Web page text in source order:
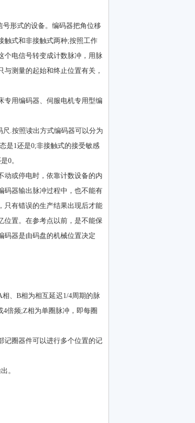
形式的设备。编码器把角位移
触式和非接触式两种;按照工作
个电信号转变成计数脉冲，用脉
测量的起始和终止位置有关，
专用编码器、伺服电机专用型编
.按照读出方式编码器可以分为
是1还是0;非接触式的接受敏感
0。
动或停电时，依靠计数设备的内
码器输出脉冲过程中，也不能有
只有错误的生产结果出现后才能
位置。在参考点以前，是不能保
码器是由码盘的机械位置决定
、B相为相互延迟1/4周期的脉
倍频;Z相为单圈脉冲，即每圈
记圈器件可以进行多个位置的记
。